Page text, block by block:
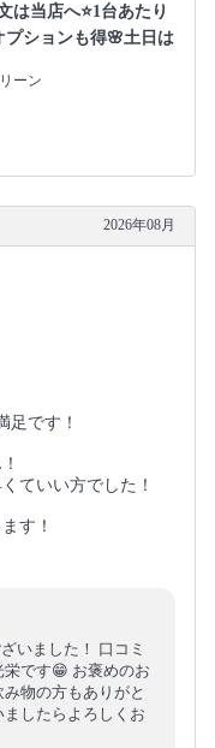
は当店へ⭐️1台あたり
プションも得🌸土日は
ーン
2026年08月
足です！
ていい方でした！
す！
いました！ 口コミ
です😁 お褒めのお
物の方もありがと
したらよろしくお